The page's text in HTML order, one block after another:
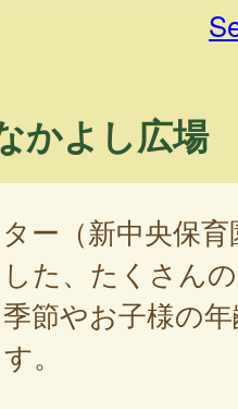
かよし広場
ー（新中央保
た、たくさん
節やお子様の
。